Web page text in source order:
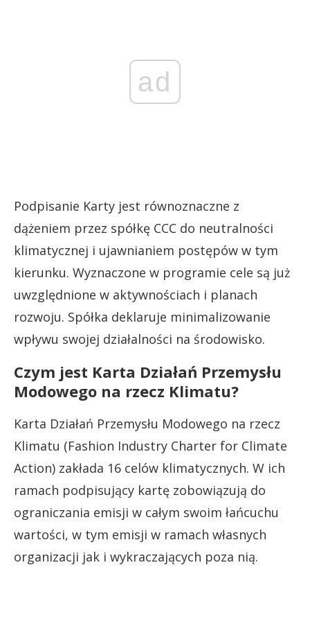
ad
Podpisanie Karty jest równoznaczne z
dążeniem przez spółkę CCC do neutralności
klimatycznej i ujawnianiem postępów w tym
kierunku. Wyznaczone w programie cele są już
uwzględnione w aktywnościach i planach
rozwoju. Spółka deklaruje minimalizowanie
wpływu swojej działalności na środowisko.
Czym jest Karta Działań Przemysłu
Modowego na rzecz Klimatu?
Karta Działań Przemysłu Modowego na rzecz
Klimatu (Fashion Industry Charter for Climate
Action) zakłada 16 celów klimatycznych. W ich
ramach podpisujący kartę zobowiązują do
ograniczania emisji w całym swoim łańcuchu
wartości, w tym emisji w ramach własnych
organizacji jak i wykraczających poza nią.